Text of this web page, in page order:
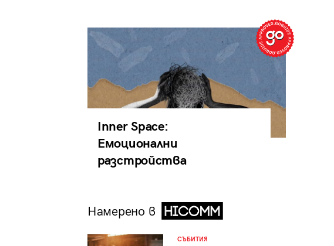
Inner Space:
Емоционални
разстройства
Намерено в
СЪБИТИЯ